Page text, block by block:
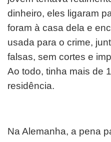
dinheiro, eles ligaram
foram à casa dela e
usada para o crime,
falsas, sem cortes e
Ao todo, tinha mais de
residência.
Na Alemanha, a pena